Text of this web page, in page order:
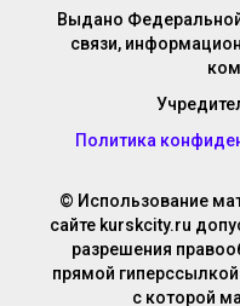
Выдано
связи,
Политика
© Использование
сайте kurskcity.ru
разрешения
прямой
с которой